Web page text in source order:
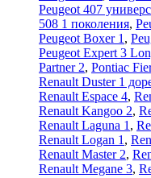
Peugeot 407
508 1 поколения,
Peugeot Boxer 1 ,
Peugeot Expert 3
Partner 2, Pontiac
Renault Duster 1
Renault Espace 4,
Renault Kangoo 2,
Renault Laguna 1 ,
Renault Logan 1 ,
Renault Master 2,
Renault Megane 3,